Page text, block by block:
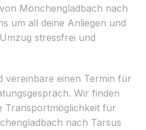
Mönchengladbach nach
um all deine Anliegen und
stressfrei und
vereinbare einen Termin für
Wir finden
Transportmöglichkeit für
nach Tarsus